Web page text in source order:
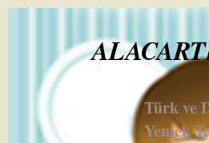
Türk ve
Yemek